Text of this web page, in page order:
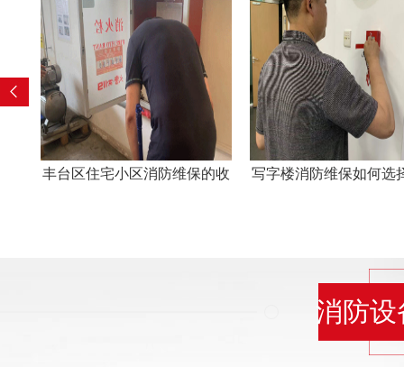
写字楼消防维保如何选择合适
工厂消防检查中维保工
消防